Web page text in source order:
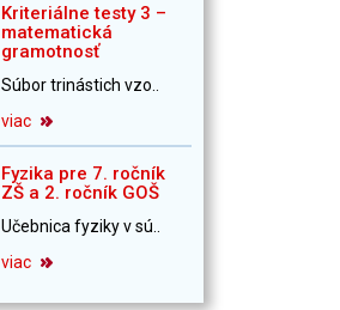
Kriteriálne testy 3 –
matematická
gramotnosť
Súbor trinástich vzo..
viac
Fyzika pre 7. ročník
ZŠ a 2. ročník GOŠ
Učebnica fyziky v sú..
viac